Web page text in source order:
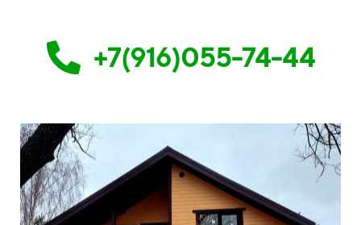
+7(916)055-74-44